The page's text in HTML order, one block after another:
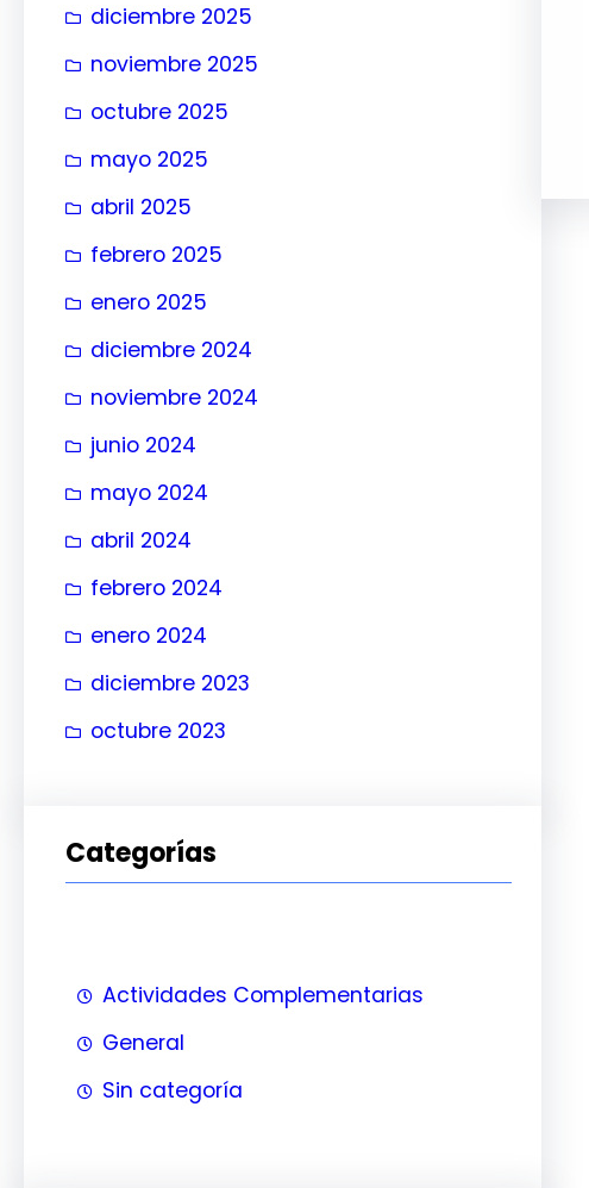
diciembre 2025
noviembre 2025
octubre 2025
mayo 2025
abril 2025
febrero 2025
enero 2025
diciembre 2024
noviembre 2024
junio 2024
mayo 2024
abril 2024
febrero 2024
enero 2024
diciembre 2023
octubre 2023
Categorías
Actividades Complementarias
General
Sin categoría